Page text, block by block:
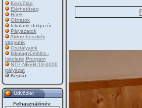
Kezdõlap
Elérhetőség
Hírek
Okiratok
Iskolánk dolgozói
Pályázatok
Akikre büszkék
vagyunk
Osztályaink
Iskolagyümölcs -
Iskolatej Program
NTP-NEER-19-0026
pályázat
Képtár
Üdvözlet
Felhasználónév: